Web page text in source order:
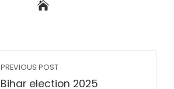
PREVIOUS POST
Bihar election 2025